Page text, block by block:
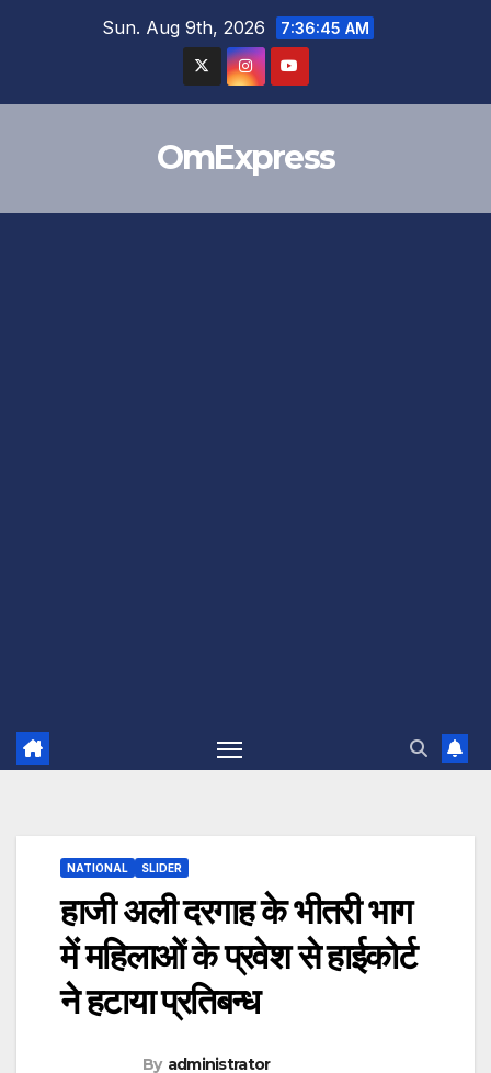
Sun. Aug 9th, 2026 7:36:46 AM
OmExpress
NATIONAL SLIDER
हाजी अली दरगाह के भीतरी भाग
में महिलाओं के प्रवेश से हाईकोर्ट
ने हटाया प्रतिबन्ध
By administrator